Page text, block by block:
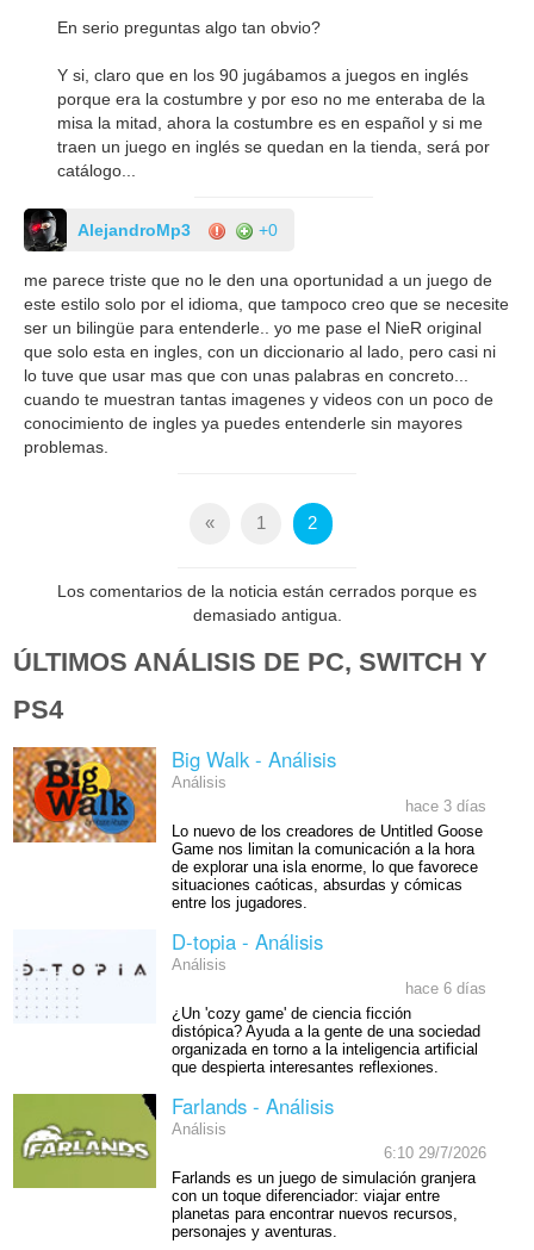
En serio preguntas algo tan obvio?
Y si, claro que en los 90 jugábamos a juegos en inglés
porque era la costumbre y por eso no me enteraba de la
misa la mitad, ahora la costumbre es en español y si me
traen un juego en inglés se quedan en la tienda, será por
catálogo...
AlejandroMp3 +0
me parece triste que no le den una oportunidad a un juego de
este estilo solo por el idioma, que tampoco creo que se necesite
ser un bilingüe para entenderle.. yo me pase el NieR original
que solo esta en ingles, con un diccionario al lado, pero casi ni
lo tuve que usar mas que con unas palabras en concreto...
cuando te muestran tantas imagenes y videos con un poco de
conocimiento de ingles ya puedes entenderle sin mayores
problemas.
« 1 2
Los comentarios de la noticia están cerrados porque es
demasiado antigua.
ÚLTIMOS ANÁLISIS DE PC, SWITCH Y
PS4
Big Walk - Análisis
Análisis
hace 3 días
Lo nuevo de los creadores de Untitled Goose
Game nos limitan la comunicación a la hora
de explorar una isla enorme, lo que favorece
situaciones caóticas, absurdas y cómicas
entre los jugadores.
D-topia - Análisis
Análisis
hace 6 días
¿Un 'cozy game' de ciencia ficción
distópica? Ayuda a la gente de una sociedad
organizada en torno a la inteligencia artificial
que despierta interesantes reflexiones.
Farlands - Análisis
Análisis
6:10 29/7/2026
Farlands es un juego de simulación granjera
con un toque diferenciador: viajar entre
planetas para encontrar nuevos recursos,
personajes y aventuras.